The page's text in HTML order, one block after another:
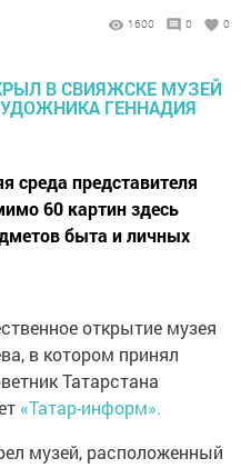
1600 0 0
среда представителя
60 картин здесь
быта и личных
открытие музея
в котором принял
Татарстана
«Татар-информ».
музей, расположенный